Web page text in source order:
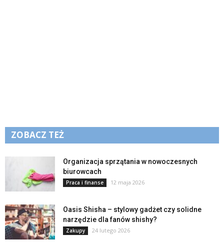
ZOBACZ TEŻ
Organizacja sprzątania w nowoczesnych
biurowcach
Praca i finanse 12 maja 2026
Oasis Shisha – stylowy gadżet czy solidne
narzędzie dla fanów shishy?
Zakupy 24 lutego 2026